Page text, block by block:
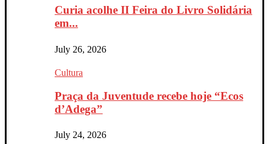
Curia acolhe II Feira do Livro Solidária
em...
July 26, 2026
Cultura
Praça da Juventude recebe hoje “Ecos
d’Adega”
July 24, 2026